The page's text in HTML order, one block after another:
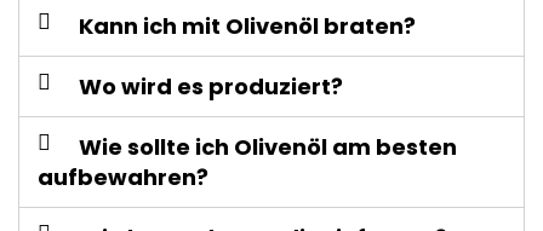
Kann ich mit Olivenöl braten?
Wo wird es produziert?
Wie sollte ich Olivenöl am besten
aufbewahren?